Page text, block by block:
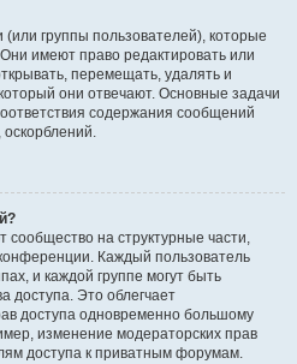
группы пользователей), которые
имеют право редактировать или
перемещать, удалять и
они отвечают. Основные задачи
содержания сообщений
сообщество на структурные части,
Каждый пользователь
и каждой группе могут быть
доступа. Это облегчает
доступа одновременно большому
изменение модераторских прав
доступа к приватным форумам.